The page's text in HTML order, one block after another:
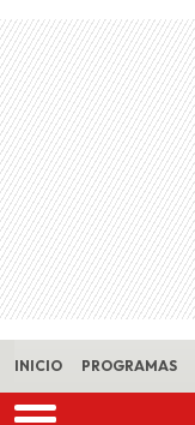
Skip to main content
INICIO PROGRAMAS